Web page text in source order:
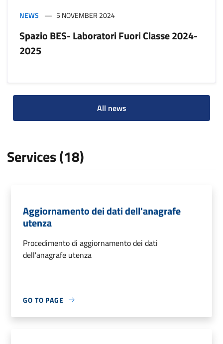
NEWS 5 NOVEMBER 2024
Spazio BES- Laboratori Fuori Classe 2024-
2025
All news
Services (18)
Aggiornamento dei dati dell'anagrafe
utenza
Procedimento di aggiornamento dei dati
dell'anagrafe utenza
GO TO PAGE